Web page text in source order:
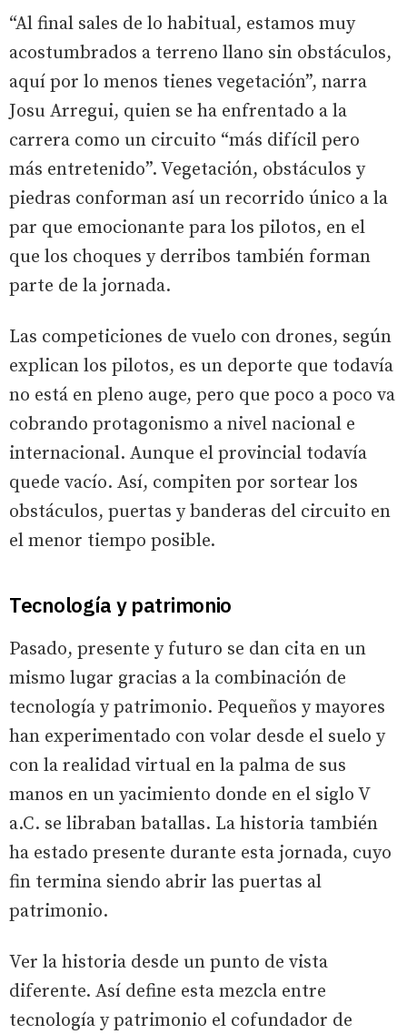
“Al final sales de lo habitual, estamos muy
acostumbrados a terreno llano sin obstáculos,
aquí por lo menos tienes vegetación”, narra
Josu Arregui, quien se ha enfrentado a la
carrera como un circuito “más difícil pero
más entretenido”. Vegetación, obstáculos y
piedras conforman así un recorrido único a la
par que emocionante para los pilotos, en el
que los choques y derribos también forman
parte de la jornada.
Las competiciones de vuelo con drones, según
explican los pilotos, es un deporte que todavía
no está en pleno auge, pero que poco a poco va
cobrando protagonismo a nivel nacional e
internacional. Aunque el provincial todavía
quede vacío. Así, compiten por sortear los
obstáculos, puertas y banderas del circuito en
el menor tiempo posible.
Tecnología y patrimonio
Pasado, presente y futuro se dan cita en un
mismo lugar gracias a la combinación de
tecnología y patrimonio. Pequeños y mayores
han experimentado con volar desde el suelo y
con la realidad virtual en la palma de sus
manos en un yacimiento donde en el siglo V
a.C. se libraban batallas. La historia también
ha estado presente durante esta jornada, cuyo
fin termina siendo abrir las puertas al
patrimonio.
Ver la historia desde un punto de vista
diferente. Así define esta mezcla entre
tecnología y patrimonio el cofundador de